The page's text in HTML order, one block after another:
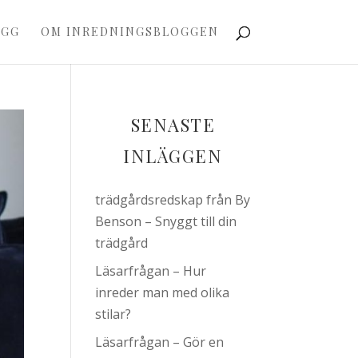
OM INREDNINGSBLOGGEN
SENASTE
INLÄGGEN
trädgårdsredskap från By
Benson – Snyggt till din
trädgård
Läsarfrågan – Hur
inreder man med olika
stilar?
Läsarfrågan – Gör en